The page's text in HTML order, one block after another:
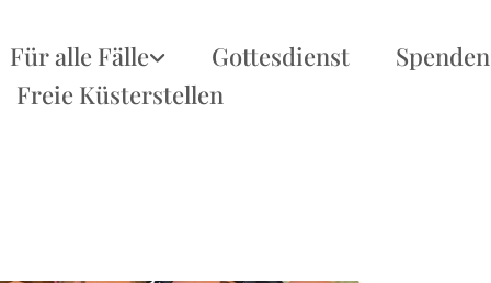
Für alle Fälle Gottesdienst Spenden
Freie Küsterstellen